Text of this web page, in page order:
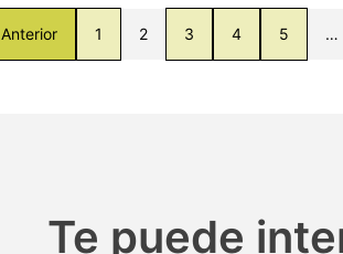
Anterior 1 2 3 4 5 …
Te puede